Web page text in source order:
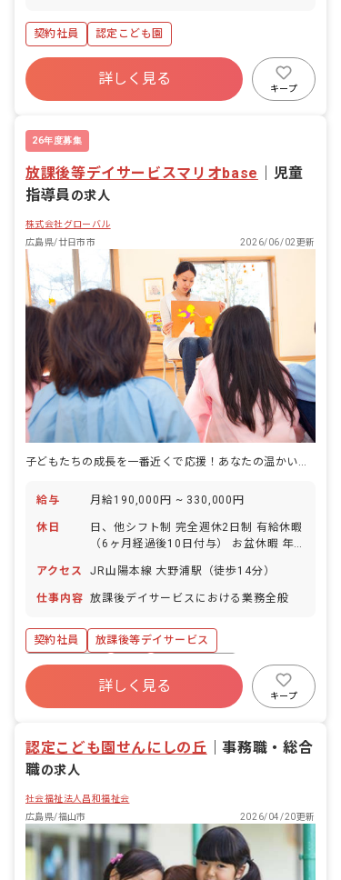
契約社員 認定こども園
詳しく見る
キープ
26年度募集
放課後等デイサービスマリオbase
児童
指導員の求人
株式会社グローバル
広島県/廿日市市
2026/06/02更新
給与 月給190,000円 ~ 330,000円
休日
日、他シフト制 完全週休2日制 有給休暇
（6ヶ月経過後10日付与） お盆休暇 年
アクセス
JR山陽本線 大野浦駅（徒歩14分）
仕事内容 放課後デイサービスにおける業務全般
契約社員
放課後等デイサービス
社会保険完備
有給
福利厚生充実
昇給昇進あり
詳しく見る
キープ
認定こども園せんにしの丘 ｜事務職・総合
職の求人
社会福祉法人昌和福祉会
広島県/福山市
2026/04/20更新